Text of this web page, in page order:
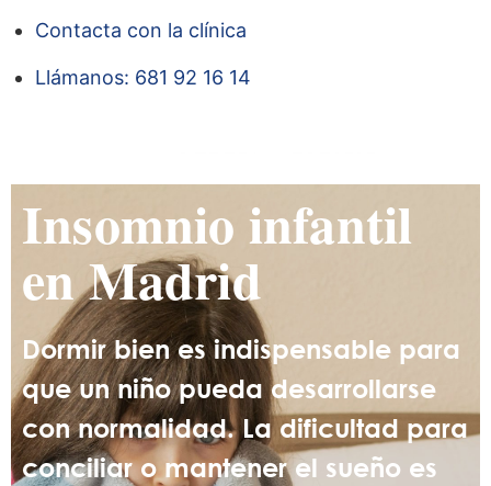
Contacta con la clínica
Llámanos: 681 92 16 14
Insomnio infantil
en Madrid
Dormir bien es indispensable para
que un niño pueda desarrollarse
con normalidad. La dificultad para
conciliar o mantener el sueño es